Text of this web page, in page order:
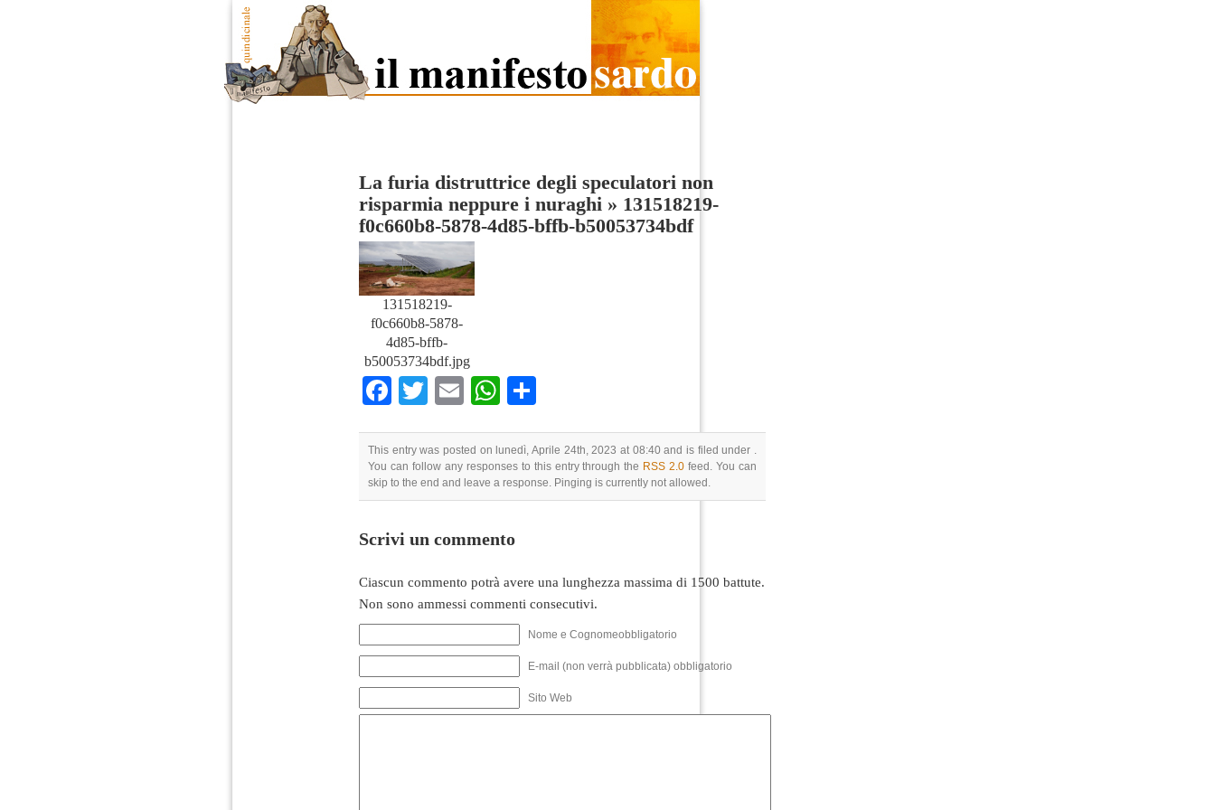
La furia distruttrice degli speculatori non
risparmia neppure i nuraghi » 131518219-
f0c660b8-5878-4d85-bffb-b50053734bdf
131518219-
f0c660b8-5878-
4d85-bffb-
b50053734bdf.jpg
Facebook
TwitterEmailWhatsApp
This entry was posted on lunedì, Aprile 24th, 2023 at 08:40 and is filed under .
You can follow any responses to this entry through the RSS 2.0 feed. You can
skip to the end and leave a response. Pinging is currently not allowed.
Scrivi un commento
Ciascun commento potrà avere una lunghezza massima di 1500 battute.
Non sono ammessi commenti consecutivi.
Nome e Cognomeobbligatorio
E-mail (non verrà pubblicata) obbligatorio
Sito Web